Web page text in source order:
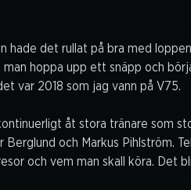
hade det rullat på bra med
man hoppa upp ett snäpp och
var 2018 som jag vann på V75.
åt stora tränare som
Berglund och Markus Pihlström.
och vem man skall köra. Det